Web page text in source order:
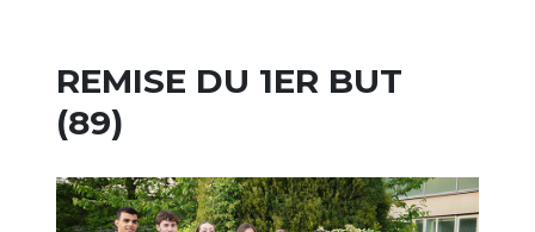
REMISE DU 1ER BUT
(89)